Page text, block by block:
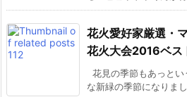
花火愛好家厳選・
花火大会2016ベス
花見の季節もあっと
な新緑の季節になりま